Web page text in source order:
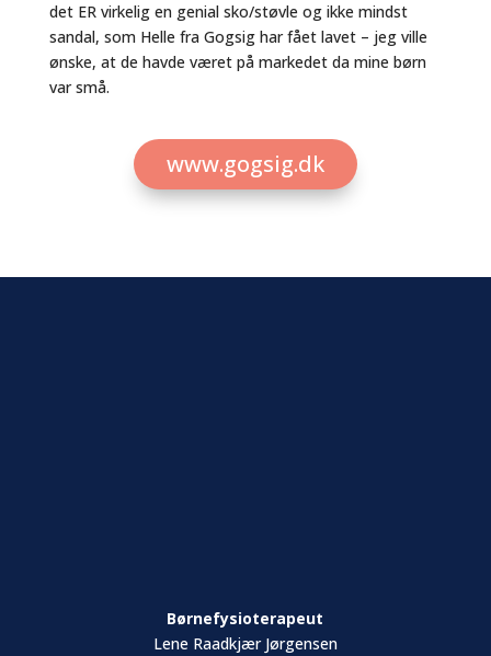
det ER virkelig en genial sko/støvle og ikke mindst
sandal, som Helle fra Gogsig har fået lavet – jeg ville
ønske, at de havde været på markedet da mine børn
var små.
www.gogsig.dk
Børnefysioterapeut
Lene Raadkjær Jørgensen